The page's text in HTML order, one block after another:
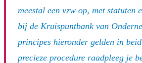
meestal een vzw op, met statuten
bij de Kruispuntbank van
principes hieronder gelden in
precieze procedure raadpleeg je